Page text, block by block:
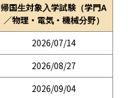
帰国生対象入学試験（学門A
／物理・電気・機械分野）
2026/07/14
2026/08/27
2026/09/04